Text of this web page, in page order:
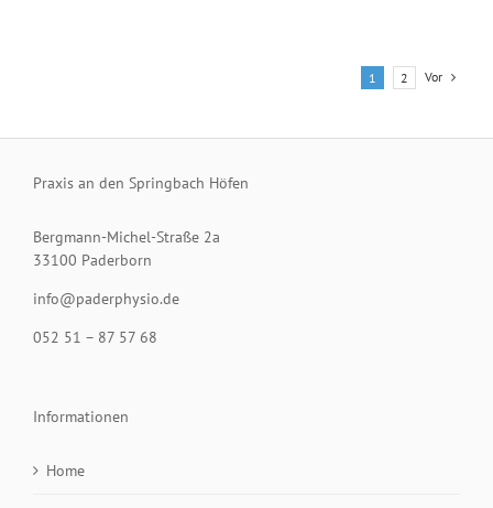
1 2 Vor
Praxis an den Springbach Höfen
Bergmann-Michel-Straße 2a
33100 Paderborn
info@paderphysio.de
052 51 – 87 57 68
Informationen
Home